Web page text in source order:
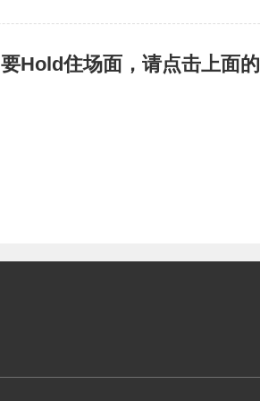
Hold住场面，请点击上面的